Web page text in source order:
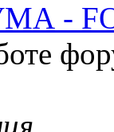
-